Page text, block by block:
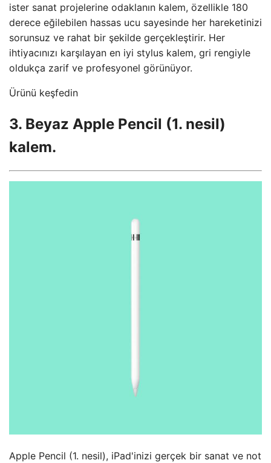
ister sanat projelerine odaklanın kalem, özellikle 180
derece eğilebilen hassas ucu sayesinde her hareketinizi
sorunsuz ve rahat bir şekilde gerçekleştirir. Her
ihtiyacınızı karşılayan en iyi stylus kalem, gri rengiyle
oldukça zarif ve profesyonel görünüyor.
Ürünü keşfedin
3. Beyaz Apple Pencil (1. nesil)
kalem.
Apple Pencil (1. nesil), iPad'inizi gerçek bir sanat ve not